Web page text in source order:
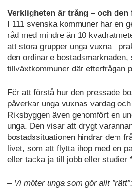
Verkligheten är trång – och den
I 111 svenska kommuner har en
råd med mindre än 10
att stora grupper unga vuxna i
den ordinarie
tillväxtkommuner där efterfrågan
För att förstå hur den pressade
påverkar unga vuxnas vardag
Riksbyggen även genomfört en
unga. Den visar att drygt
bostadssituationen hindrar dem
livet, som att flytta ihop med en
eller tacka ja till jobb eller studier
– Vi möter unga som gör allt